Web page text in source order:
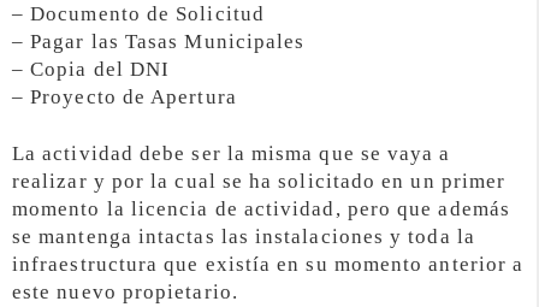
– Documento de Solicitud
– Pagar las Tasas Municipales
– Copia del DNI
– Proyecto de Apertura
La actividad debe ser la misma que se vaya a
realizar y por la cual se ha solicitado en un primer
momento la licencia de actividad, pero que además
se mantenga intactas las instalaciones y toda la
infraestructura que existía en su momento anterior a
este nuevo propietario.